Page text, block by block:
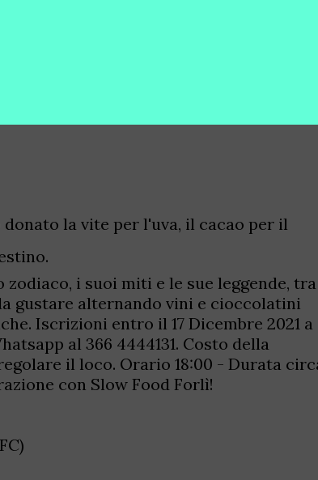
la vite per l'uva, il cacao per il
i suoi miti e le sue leggende, tra
gustare alternando vini e cioccolatini
Iscrizioni entro il 17 Dicembre 2021 a
al 366 4444131. Costo della
il loco. Orario 18:00 - Durata
con Slow Food Forlì!